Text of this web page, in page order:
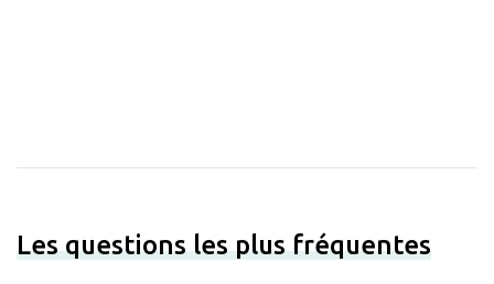
Les questions les plus fréquentes